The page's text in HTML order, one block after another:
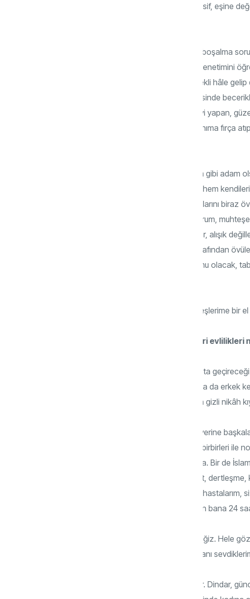
sorunlar yaşanmasına sebep olur. Depresif, eşine
Erkekler ne yapabilirler? Öncelikle erken boşalma
ürologdan yardım almalıdırlar. Boşalma denetimini
beklemeden birliktelik sonlanır. Kadın istekli hâle
işkenceye döner. Beyler ön hazırlık evresinde
hâle getirebilmelidirler. Fiziksel bakımını iyi yapan,
kolaylıkla başarabilirler. Bir saat önce hanıma fırça
Erkekler sokakta, işyerlerinde; ağır, adam gibi
hanımının suyuna giden vasıfta olurlarsa hem
eksikleri görmemezlikten gelseler, hanımlarını biraz
hanım” deseler, “senin şu hâline bayılıyorum,
Kardeşlerimizin çoğu eşini yürekten sever, alışık
kardeşler kadınların dili de bu… Erkeği tarafından
kadını Lady Gaga mı olacak Heidi Klum mu
Gönül dergisinin bu röportajı bana, kardeşlerime bir
Facebook gibi sosyal paylaşım siteleri evlilikleri
Zaman kaybı, malayani. Eşler facebook’ta
daha faydalı olur. En riskli yanı da kadın ya da erkek
kocaları, facebook’ta tanıştığı hanımlarla gizli nikâh
Eşler kendi sıkıntılarını kendileri çözmek yerine
bağlanma meydana gelebiliyor. İnsanlar birbirleri ile
facebook’la birbirine hava atma yarışında. Bir de
başından kalkmaz. Namaz, dua, tesbihat, dertleşme,
facebookum, twitterim yok. Çocuklarım, hastalarım,
hastalıkları, acıları bu kadar çokken inanın bana 24
Boşa geçen her nefesin hesabını vereceğiz. Hele
iken nasıl pozitif enerji taşıyacağız. Zamanı
Test amaçlı bir kadın profili oluşturuyorlar. Dindar,